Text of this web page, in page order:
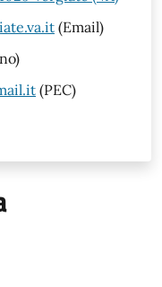
(Email)
(PEC)